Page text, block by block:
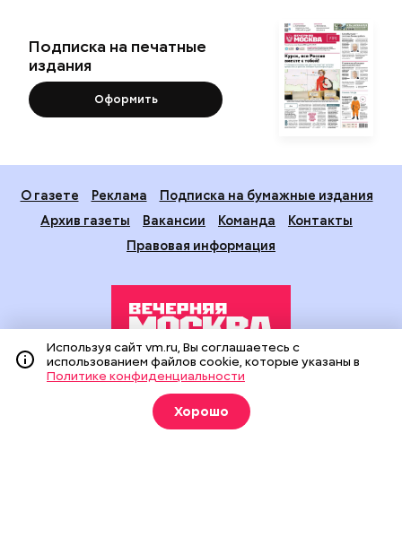
Подписка на печатные
издания
Оформить
О газете Реклама
Подписка на бумажные издания
Архив газеты
Вакансии Команда
Контакты
Правовая информация
Издание создано при финансовой поддержке Департамента
средств массовой информации и рекламы города Москвы.
На сайте применяются рекомендательные технологии
(информационные технологии предоставления информации
Используя сайт vm.ru, Вы соглашаетесь с
использованием файлов cookie, которые указаны в
Политике конфиденциальности
Хорошо